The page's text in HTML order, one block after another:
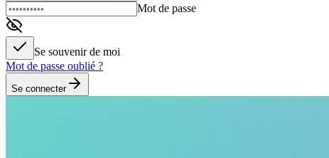
Mot de passe
Se souvenir de moi
Mot de passe oublié ?
Se connecter